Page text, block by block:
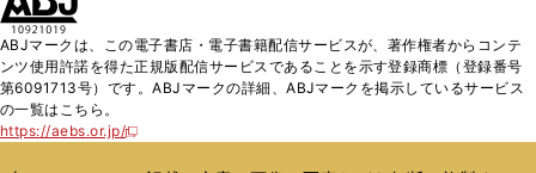
く
ド
ウ
で
ィ
ン
ド
ABJマークは、この電子書店・電子書籍配信サービスが、著作権者からコンテ
ンツ使用許諾を得た正規版配信サービスであることを示す登録商標（登録番号
第6091713号）です。ABJマークの詳細、ABJマークを掲示しているサービス
の一覧はこちら。
https://aebs.or.jp/
新